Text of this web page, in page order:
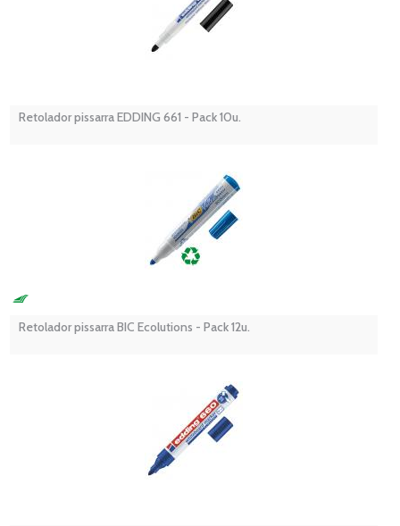
Retolador pissarra EDDING 661 - Pack 10u.
Retolador pissarra BIC Ecolutions - Pack 12u.